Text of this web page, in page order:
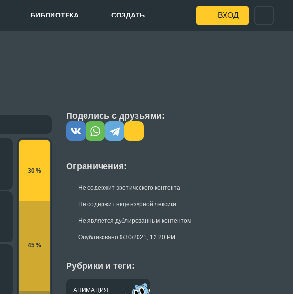
БИБЛИОТЕКА СОЗДАТЬ ВХОД
30 %
45 %
Поделись с друзьями:
Ограничения:
Не содержит эротического контента
Не содержит нецензурной лексики
Не является дублированным контентом
Опубликовано 9/30/2021, 12:20 PM
Рубрики и теги:
АНИМАЦИЯ